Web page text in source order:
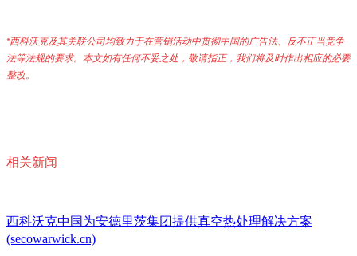
*西科沃克及其关联公司均致力于在营销活动中贯彻中国的广告法、反不正当竞争
法等法规的要求。本文如有任何不妥之处，敬请指正，我们将及时作出相应的必要
整改。
相关新闻
西科沃克中国为安德里茨集团提供真空热处理解决方案
(secowarwick.cn)